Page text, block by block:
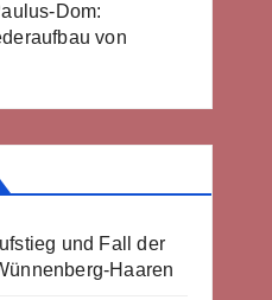
Dom:
von
und Fall der
Haaren